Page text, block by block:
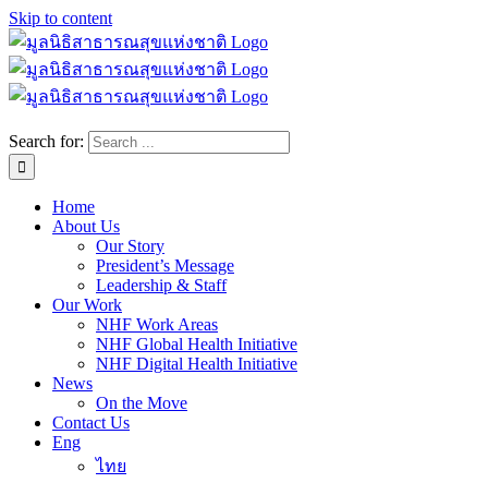
Skip to content
Search for:
Home
About Us
Our Story
President’s Message
Leadership & Staff
Our Work
NHF Work Areas
NHF Global Health Initiative
NHF Digital Health Initiative
News
On the Move
Contact Us
Eng
ไทย